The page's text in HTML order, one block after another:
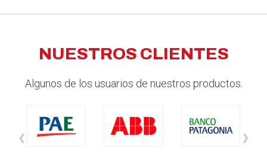
NUESTROS CLIENTES
Algunos de los usuarios de nuestros productos.
‹ ›